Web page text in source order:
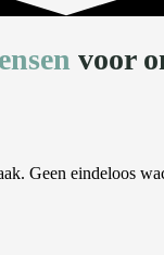
voor
Geen eindeloos